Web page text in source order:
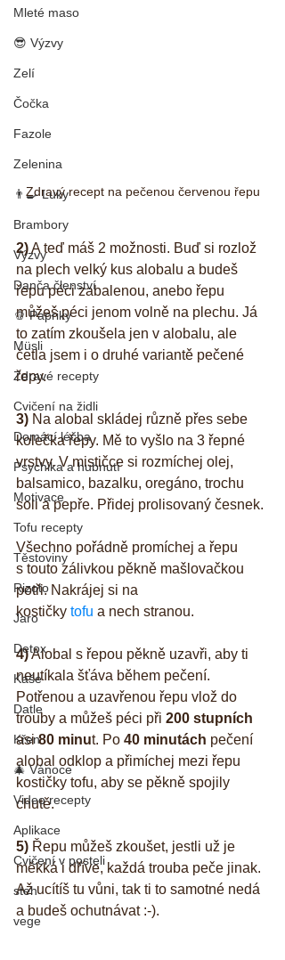
Mleté maso
😎 Výzvy
Zelí
Čočka
Fazole
Zelenina
👨‍🍳 Luky
Brambory
Výzvy
Danča členství
🫑 Papriky
Müsli
Zdravé recepty
Cvičení na židli
Domácí léčba
Psychika a hubnutí
Motivace
Tofu recepty
Těstoviny
Rizoto
Jaro
Detox
Kaše
Datle
Křen
🎄 Vánoce
Video recepty
Aplikace
Cvičení v posteli
steh
vege
Zdravý recept na pečenou červenou řepu
2) A teď máš 2 možnosti. Buď si rozlož
na plech velký kus alobalu a budeš
řepu péci zabalenou, anebo řepu
můžeš péci jenom volně na plechu. Já
to zatím zkoušela jen v alobalu, ale
četla jsem i o druhé variantě pečené
řepy.
3) Na alobal skládej různě přes sebe
kolečka řepy. Mě to vyšlo na 3 řepné
vrstvy. V mističce si rozmíchej olej,
balsamico, bazalku, oregáno, trochu
soli a pepře. Přidej prolisovaný česnek.
Všechno pořádně promíchej a řepu
s touto zálivkou pěkně mašlovačkou
potři. Nakrájej si na
kostičky tofu a nech stranou.
4) Alobal s řepou pěkně uzavři, aby ti
neutíkala šťáva během pečení.
Potřenou a uzavřenou řepu vlož do
trouby a můžeš péci při 200 stupních
asi 80 minut. Po 40 minutách pečení
alobal odklop a přimíchej mezi řepu
kostičky tofu, aby se pěkně spojily
chutě.
5) Řepu můžeš zkoušet, jestli už je
měkká i dříve, každá trouba peče jinak.
Až ucítíš tu vůni, tak ti to samotné nedá
a budeš ochutnávat :-).